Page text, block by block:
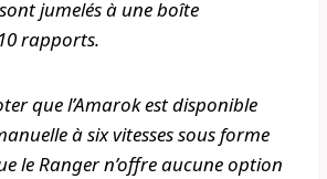
jumelés à une boîte
rapports.
que l’Amarok est disponible
à six vitesses sous forme
le Ranger n’offre aucune option